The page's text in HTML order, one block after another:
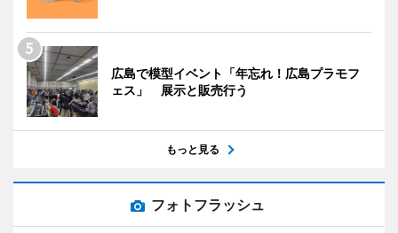
広島で模型イベント「年忘れ！広島プラモフ
ェス」 展示と販売行う
もっと見る
フォトフラッシュ